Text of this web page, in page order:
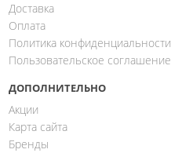
Доставка
Оплата
Политика конфиденциальности
Пользовательское соглашение
ДОПОЛНИТЕЛЬНО
Акции
Карта сайта
Бренды